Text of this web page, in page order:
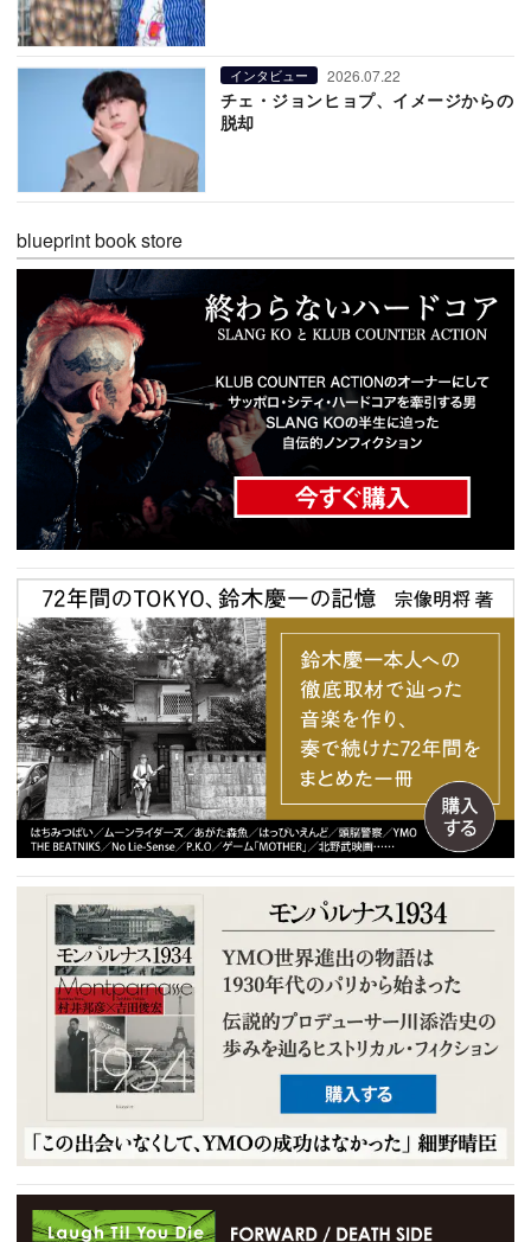
インタビュー 2026.07.22
チェ・ジョンヒョプ、イメージからの
脱却
blueprint book store